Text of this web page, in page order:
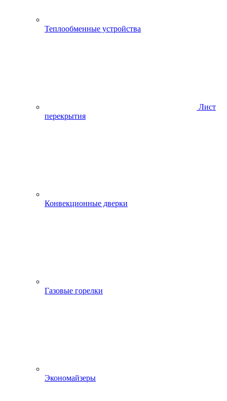
Теплообменные устройства
Лист
перекрытия
Конвекционные дверки
Газовые горелки
Экономайзеры